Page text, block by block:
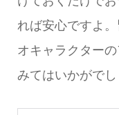
れば安心ですよ
オキャラクター
みてはいかがでし